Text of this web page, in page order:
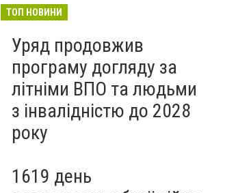
захмарні ціни у магазинах:
нову водну кризу, - ФОТО
Вчора
ТОП НОВИНИ
Уряд продовжив
програму догляду за
літніми ВПО та людьми
з інвалідністю до 2028
року
1619 день